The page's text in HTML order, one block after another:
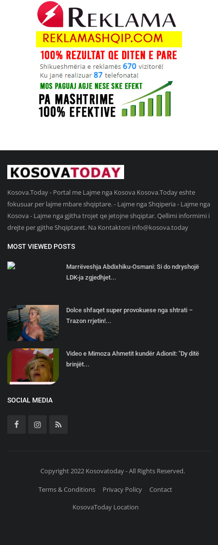
Kosova.Today - Portal me Lajme nga Kosova Kosova.Today eshte
fokusuar per lajme mbare shqiptare. - Lajme nga Shqiperia - Lajme nga
Kosova - Lajme nga gjitha trojet qe jetojne shqiptar. Qellimi informimi i
drejte per gjithe Shqiptaret. Na Kontaktoni info@kosova.today
MOST VIEWED POSTS
Marrëveshja Abdixhiku-Osmani: Si do ndryshojë
LDK-ja zgjedhjet...
Dolce shfaqet super provokuese nga shtrati –
Trazon rrjetin!...
Video e Mimoza Ahmetit kundër Adionit: "Dy ditë
brinjët...
SOCIAL MEDIA
Copyright 2022 Kosovatoday - All Rights Reserved.
Terms & Conditions Privacy Policy
Contact
KosovaToday Location